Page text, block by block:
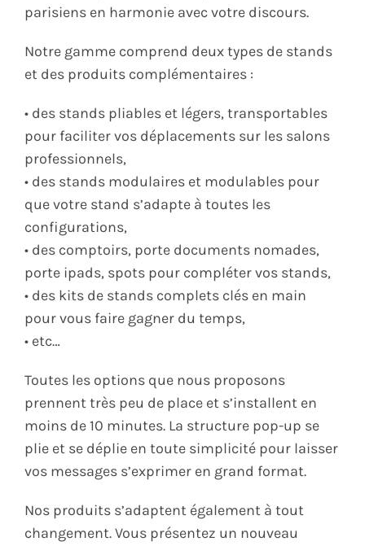
parisiens en harmonie avec votre discours.
Notre gamme comprend deux types de stands
et des produits complémentaires :
• des stands pliables et légers, transportables
pour faciliter vos déplacements sur les salons
professionnels,
• des stands modulaires et modulables pour
que votre stand s’adapte à toutes les
configurations,
• des comptoirs, porte documents nomades,
porte ipads, spots pour compléter vos stands,
• des kits de stands complets clés en main
pour vous faire gagner du temps,
• etc…
Toutes les options que nous proposons
prennent très peu de place et s’installent en
moins de 10 minutes. La structure pop-up se
plie et se déplie en toute simplicité pour laisser
vos messages s’exprimer en grand format.
Nos produits s’adaptent également à tout
changement. Vous présentez un nouveau